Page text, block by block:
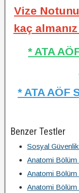
Vize
kaç
* ATA
* ATA AÖF
Benzer Testler
Sosyal
Anatomi Bölüm
Anatomi Bölüm
Anatomi Bölüm